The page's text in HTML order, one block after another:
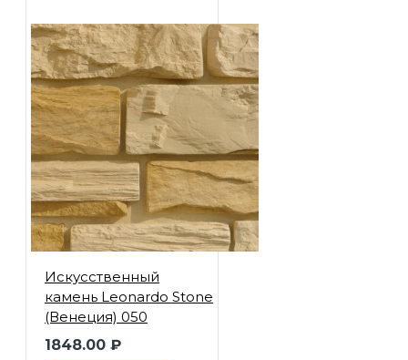
Искусственный
камень Leonardo Stone
(Венеция) 050
1848.00 ₽